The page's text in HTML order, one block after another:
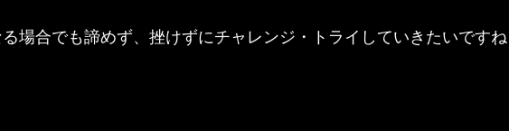
場合でも諦めず、挫けずにチャレンジ・トライしていきたいです